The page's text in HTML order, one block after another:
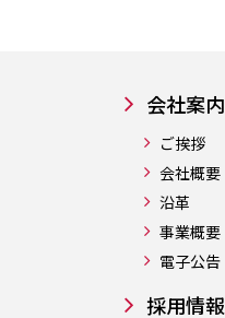
会社案内
ご挨拶
会社概要
沿革
事業概要
電子公告
採用情報